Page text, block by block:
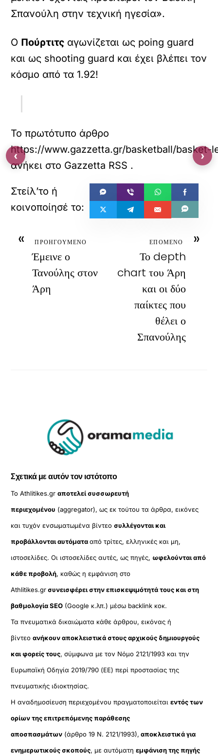
Σπανούλη στην τεχνική ηγεσία».
Ο Πούρτιτς αγωνίζεται ως poing guard
και ως shooting guard και έχει βλέπει τον
κόσμο από τα 1.92!
Το πρωτότυπο άρθρο
https://www.gazzetta.gr/basketball/
ανήκει στο Gazzetta RSS .
« ΠΡΟΗΓΟΥΜΕΝΟ
Έμεινε ο
Τανούλης στον
Άρη
»
ΕΠΟΜΕΝΟ
Το depth
chart του Άρη
και οι δύο
παίκτες που
θέλει ο
Σπανούλης
Σχετικά με αυτόν τον ιστότοπο
Το Athlitikes.grαποτελεί συσσωρευτή
περιεχομένου (aggregator), ως εκ τούτου τα άρθρα, εικόνες
και τυχόν ενσωματωμένα βίντεοσυλλέγονται και
προβάλλονται αυτόματααπό τρίτες, ελληνικές και μη,
ιστοσελίδες. Οι ιστοσελίδες αυτές, ως πηγές, ωφελούνται από
κάθε προβολή, καθώς η εμφάνιση στο
Athlitikes.grσυνεισφέρει στην επισκεψιμότητά τους και στη
βαθμολογία SEO (Google κ.λπ.) μέσω backlink κοκ.
Τα πνευματικά δικαιώματα κάθε άρθρου, εικόνας ή
βίντεοανήκουν αποκλειστικά στους αρχικούς δημιουργούς
και φορείς τους, σύμφωνα με τον Νόμο 2121/1993 και την
Ευρωπαϊκή Οδηγία 2019/790 (ΕΕ) περί προστασίας της
πνευματικής ιδιοκτησίας.
Η αναδημοσίευση περιεχομένου πραγματοποιείταιεντός των
ορίων της επιτρεπόμενης παράθεσης
αποσπασμάτων (άρθρο 19 Ν. 2121/1993), αποκλειστικά για
ενημερωτικούς σκοπούς, με αυτόματηεμφάνιση της πηγής
‹ ›